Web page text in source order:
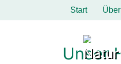
Start
Unser